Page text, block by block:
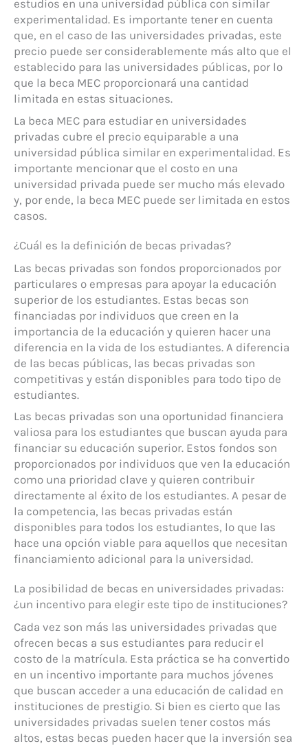
estudios en una universidad pública con similar
experimentalidad. Es importante tener en cuenta
que, en el caso de las universidades privadas, este
precio puede ser considerablemente más alto que el
establecido para las universidades públicas, por lo
que la beca MEC proporcionará una cantidad
limitada en estas situaciones.
La beca MEC para estudiar en universidades
privadas cubre el precio equiparable a una
universidad pública similar en experimentalidad. Es
importante mencionar que el costo en una
universidad privada puede ser mucho más elevado
y, por ende, la beca MEC puede ser limitada en estos
casos.
¿Cuál es la definición de becas privadas?
Las becas privadas son fondos proporcionados por
particulares o empresas para apoyar la educación
superior de los estudiantes. Estas becas son
financiadas por individuos que creen en la
importancia de la educación y quieren hacer una
diferencia en la vida de los estudiantes. A diferencia
de las becas públicas, las becas privadas son
competitivas y están disponibles para todo tipo de
estudiantes.
Las becas privadas son una oportunidad financiera
valiosa para los estudiantes que buscan ayuda para
financiar su educación superior. Estos fondos son
proporcionados por individuos que ven la educación
como una prioridad clave y quieren contribuir
directamente al éxito de los estudiantes. A pesar de
la competencia, las becas privadas están
disponibles para todos los estudiantes, lo que las
hace una opción viable para aquellos que necesitan
financiamiento adicional para la universidad.
La posibilidad de becas en universidades privadas:
¿un incentivo para elegir este tipo de instituciones?
Cada vez son más las universidades privadas que
ofrecen becas a sus estudiantes para reducir el
costo de la matrícula. Esta práctica se ha convertido
en un incentivo importante para muchos jóvenes
que buscan acceder a una educación de calidad en
instituciones de prestigio. Si bien es cierto que las
universidades privadas suelen tener costos más
altos, estas becas pueden hacer que la inversión sea